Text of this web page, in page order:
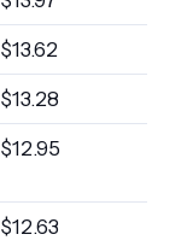
$13.62
$13.28
$12.95
$12.63